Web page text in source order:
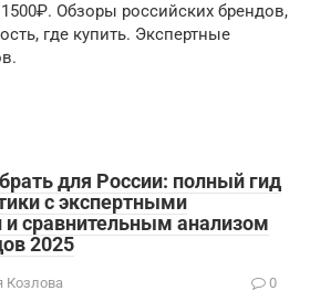
Обзоры российских брендов,
где купить. Экспертные
для России: полный гид
с экспертными
сравнительным анализом
2025
Козлова 0